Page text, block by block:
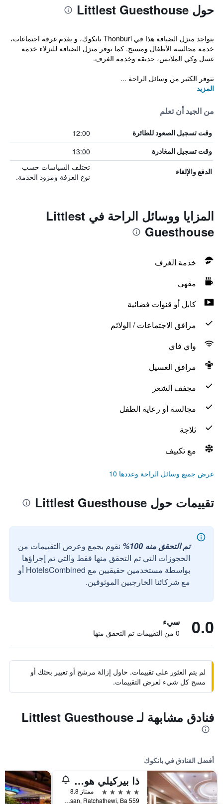
حول Littlest Guesthouse
يتواجد منزل الضيافة هذا في Thonburi بانكوك، و يقدم غرفة اجتماعات،
خدمة مجالسة الأطفال ومسبح. كما يوفر منزل الضيافة للنزلاء خدمة
غسل وكي الملابس، حديقة وخدمة الغرف.
تتوفر الكثير من وسائل الراحة ...
المزيد
من الجيد أن تعلم
وقت تسجيل الصعود للطائرة 12:00
وقت تسجيل المغادرة 13:00
الدفع والإلغاء
تختلف السياسات حسب
نوع الغرفة ومزود الخدمة.
المزايا ووسائل الراحة في Littlest
Guesthouse
خدمة الغرف
مقهى
كابل أو قنوات فضائية
مرافق الاجتماعات / الولائم
واي فاي
مرافق الغسيل
مجفف الشعر
مجالسة أو رعاية الطفل
ثلاجة
مع تكييف
عرض جميع وسائل الراحة وعددها 10
تقييمات حول Littlest Guesthouse
تم التحقق منه 100%
نقوم بجمع وعرض التقييمات من
الحجوزات التي تم التحقق منها فقط والتي تم إجراؤها
بواسطة مستخدمين حقيقيين مع HotelsCombined أو
مع شركائنا الخارجيين الموثوقين.
0.0 سيء
0 من التقييمات تم التحقق منها
لم يتم العثور على تقييمات. حاول إزالة مرشح أو تغيير بحثك أو
مسح كل شيء لعرض التقييمات.
فنادق مشابهة لـ Littlest Guesthouse
أفضل الفنادق في بانكوك
ذا بيركيلي هوتل براتونام
5 نجوم
ممتاز 8.8
559 Ratcharaprarop Rd., Makkasan, Ratchathewi, Ba, بانكوك, تايلاند